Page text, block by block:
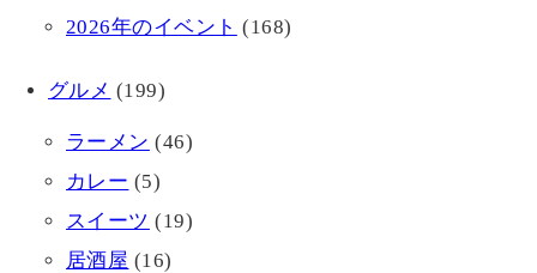
2026年のイベント (168)
グルメ (199)
ラーメン (46)
カレー (5)
スイーツ (19)
居酒屋 (16)